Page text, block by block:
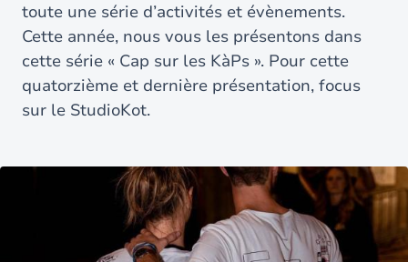
toute une série d’activités et évènements.
Cette année, nous vous les présentons dans
cette série « Cap sur les KàPs ». Pour cette
quatorzième et dernière présentation, focus
sur le StudioKot.